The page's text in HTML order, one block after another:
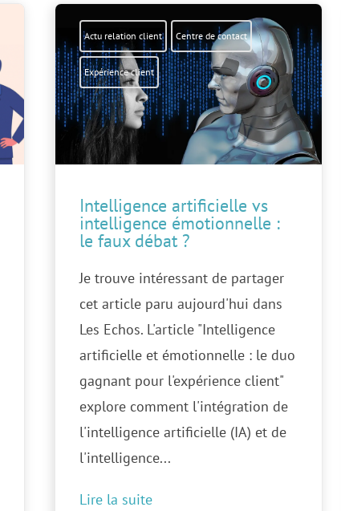
Actu relation client Centre de contact
Expérience client
Intelligence artificielle vs
intelligence émotionnelle :
le faux débat ?
Je trouve intéressant de partager
cet article paru aujourd'hui dans
Les Echos. L'article "Intelligence
artificielle et émotionnelle : le duo
gagnant pour l'expérience client"
explore comment l'intégration de
l'intelligence artificielle (IA) et de
l'intelligence...
Lire la suite